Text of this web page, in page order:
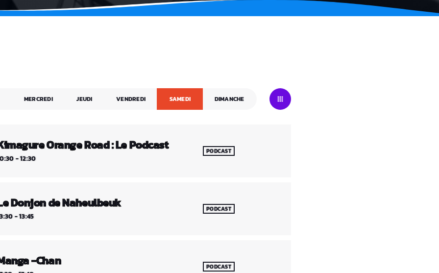
MERCREDI JEUDI VENDREDI SAMEDI DIMANCHE
PODCAST
Orange Road : Le Podcast
- 12:30
PODCAST
Donjon de Naheulbeuk
- 13:45
PODCAST
-Chan